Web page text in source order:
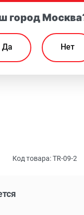
Код товара:TR-09-2
город
Да Нет